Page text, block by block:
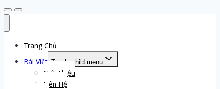
Trang Chủ
Bài Viết Toggle child menu
Giới Thiệu
Liên Hệ